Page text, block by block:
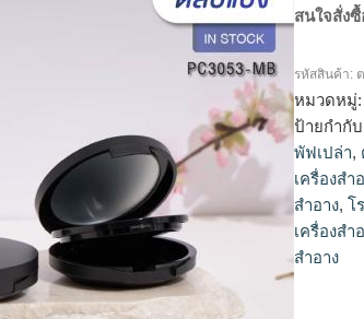
สนใจสั่ง
รหัสสินค้า:
หมวดหมู่:
ป้ายกำกั
พัฟเปล่า,
เครื่องสำ
สำอาง,โ
เครื่องสำ
สำอาง